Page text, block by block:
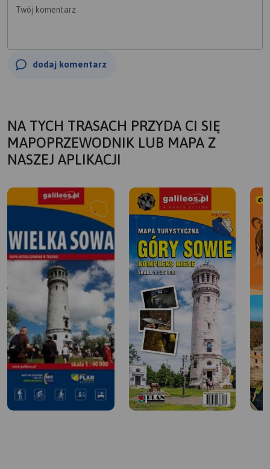
Twój komentarz
dodaj komentarz
NA TYCH TRASACH PRZYDA CI SIĘ
MAPOPRZEWODNIK LUB MAPA Z
NASZEJ APLIKACJI